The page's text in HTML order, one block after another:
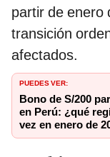
partir de enero
transición
afectados.
PUEDES VER:
Bono de S/200
en Perú: ¿qué
vez en enero de